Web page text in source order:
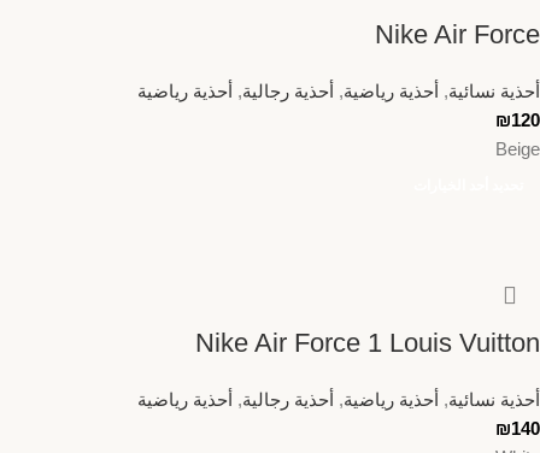
Nike Air Force
أحذية نسائية, أحذية رياضية, أحذية رجالية, أحذية رياضية
₪120
Beige
Nike Air Force 1 Louis Vuitton
أحذية نسائية, أحذية رياضية, أحذية رجالية, أحذية رياضية
₪140